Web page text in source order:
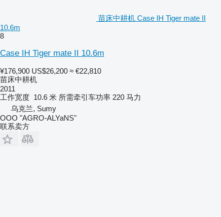
苗床中耕机 Case IH Tiger mate II
10.6m
8
Case IH Tiger mate II 10.6m
¥176,900 US$26,200 ≈ €22,810
苗床中耕机
2011
工作宽度 10.6 米 所需牵引车功率 220 马力
乌克兰, Sumy
OOO "AGRO-ALYaNS"
联系卖方